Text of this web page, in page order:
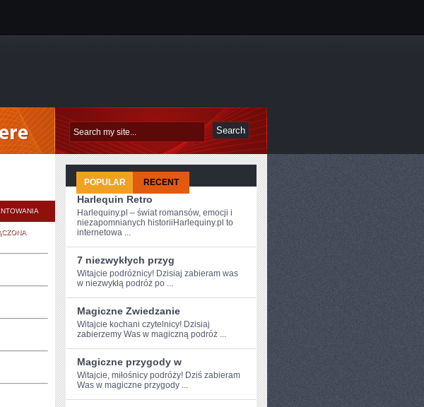
PSYCHOLOGIA
POPULAR RECENT
Harlequin Retro
Harlequiny.pl – świat romansów, emocji i
niezapomnianych historiiHarlequiny.pl to
internetowa ...
7 niezwykłych przyg
Witajcie podróżnicy! Dzisiaj zabieram was
w ‌niezwykłą podróż ⁢po ...
Magiczne Zwiedzanie
Witajcie⁢ kochani czytelnicy! ⁤Dzisiaj
zabierzemy Was w⁣ magiczną podróż ...
Magiczne przygody w
Witajcie, miłośnicy podróży! Dziś zabieram
Was⁤ w magiczne przygody ...